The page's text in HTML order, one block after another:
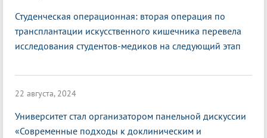
Студенческая операционная: вторая операция по
трансплантации искусственного кишечника перевела
исследования студентов-медиков на следующий этап
22 августа, 2024
Университет стал организатором панельной дискуссии
«Современные подходы к доклиническим и